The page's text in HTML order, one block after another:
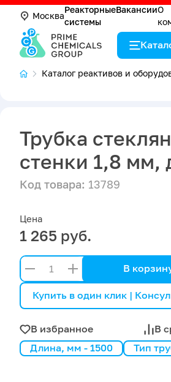
Москва
Реакторные
системы
ВакансииО
Каталог реактивов и
Трубка
стенки 1,8 мм,
Код товара: 13789
Цена
1 265 руб.
В
Купить в один клик |
В избранное В
Длина, мм - 1500 Тип